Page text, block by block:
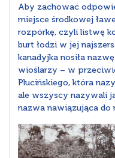
Aby zachować
miejsce środkowej
rozpórkę, czyli listwę
burt łodzi w jej
kanadyjka nosiła
wioślarzy – w
Plucińskiego, która
ale wszyscy nazywali
nazwa nawiązująca do